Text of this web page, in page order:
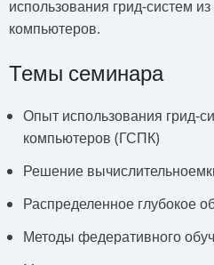
использования грид-систем
компьютеров.
Темы семинара
Опыт использования грид-
компьютеров (ГСПК)
Решение
Распределенное глубокое
Методы федеративного